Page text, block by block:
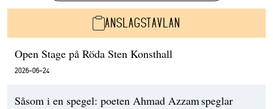
ANSLAGSTAVLAN
Open Stage på Röda Sten Konsthall
2026-06-24
Såsom i en spegel: poeten Ahmad Azzam speglar